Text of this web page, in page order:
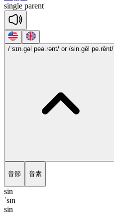
single parent
/ˈsɪn.gəl peə.rənt/ or /sin.gēl pe.rēnt/
音節 音素
sin
ˈsɪn
sin